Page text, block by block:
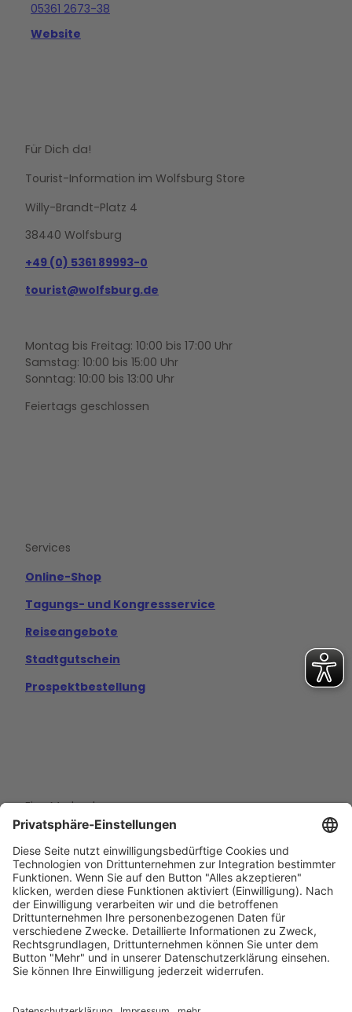
05361 2673-38
Website
Für Dich da!
Tourist-Information im Wolfsburg Store
Willy-Brandt-Platz 4
38440 Wolfsburg
+49 (0) 5361 89993-0
tourist@wolfsburg.de
Montag bis Freitag: 10:00 bis 17:00 Uhr
Samstag: 10:00 bis 15:00 Uhr
Sonntag: 10:00 bis 13:00 Uhr
Feiertags geschlossen
o e
m
Services
Online-Shop
Tagungs- und Kongressservice
Reiseangebote
Stadtgutschein
Prospektbestellung
Eine Marke der
Wolfsburg Wirtschaft und Marketing GmbH
Porschestraße 26
38440 Wolfsburg
+49 5361 89994-0
info@wmg-wolfsburg.de